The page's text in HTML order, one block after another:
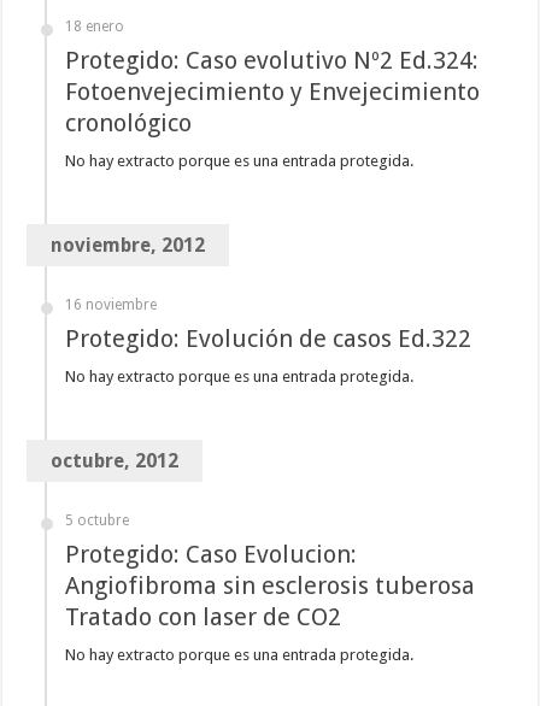
18 enero
Protegido: Caso evolutivo Nº2 Ed.324:
Fotoenvejecimiento y Envejecimiento
cronológico
No hay extracto porque es una entrada protegida.
noviembre, 2012
16 noviembre
Protegido: Evolución de casos Ed.322
No hay extracto porque es una entrada protegida.
octubre, 2012
5 octubre
Protegido: Caso Evolucion:
Angiofibroma sin esclerosis tuberosa
Tratado con laser de CO2
No hay extracto porque es una entrada protegida.